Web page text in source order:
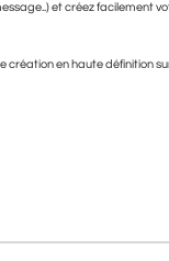
et créez facilement
création en haute définition